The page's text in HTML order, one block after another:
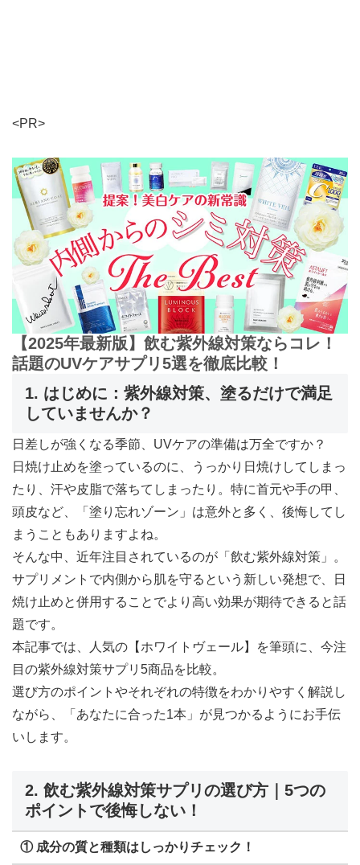
<PR>
【2025年最新版】飲む紫外線対策ならコレ！
話題のUVケアサプリ5選を徹底比較！
1. はじめに：紫外線対策、塗るだけで満足
していませんか？
日差しが強くなる季節、UVケアの準備は万全ですか？
日焼け止めを塗っているのに、うっかり日焼けしてしまっ
たり、汗や皮脂で落ちてしまったり。特に首元や手の甲、
頭皮など、「塗り忘れゾーン」は意外と多く、後悔してし
まうこともありますよね。
そんな中、近年注目されているのが「飲む紫外線対策」。
サプリメントで内側から肌を守るという新しい発想で、日
焼け止めと併用することでより高い効果が期待できると話
題です。
本記事では、人気の【ホワイトヴェール】を筆頭に、今注
目の紫外線対策サプリ5商品を比較。
選び方のポイントやそれぞれの特徴をわかりやすく解説し
ながら、「あなたに合った1本」が見つかるようにお手伝
いします。
2. 飲む紫外線対策サプリの選び方｜5つの
ポイントで後悔しない！
① 成分の質と種類はしっかりチェック！